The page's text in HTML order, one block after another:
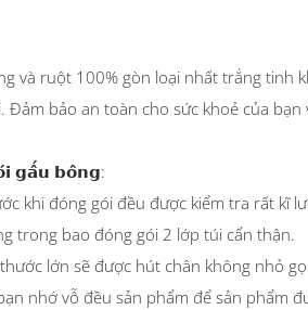
và ruột 100% gòn loại nhất trắng tinh
Đảm bảo an toàn cho sức khoẻ của bạn
𝗴𝗮̂́𝘂 𝗯𝗼̂𝗻𝗴:
khi đóng gói đều được kiểm tra rất kĩ
trong bao đóng gói 2 lớp túi cẩn thận.
lớn sẽ được hút chân không nhỏ
nhớ vỗ đều sản phẩm để sản phẩm